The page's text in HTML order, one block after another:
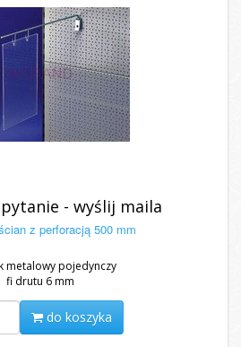
- wyślij maila
z perforacją 500 mm
metalowy pojedynczy
fi drutu 6 mm
do koszyka